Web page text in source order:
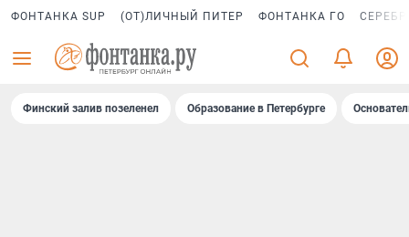
ФОНТАНКА SUP (ОТ)ЛИЧНЫЙ ПИТЕР ФОНТАНКА ГО
Финский залив позеленел Образование в Петербурге